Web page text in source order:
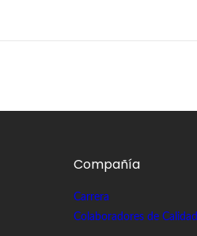
Compañía
Carrera
Colaboradores de Calidad